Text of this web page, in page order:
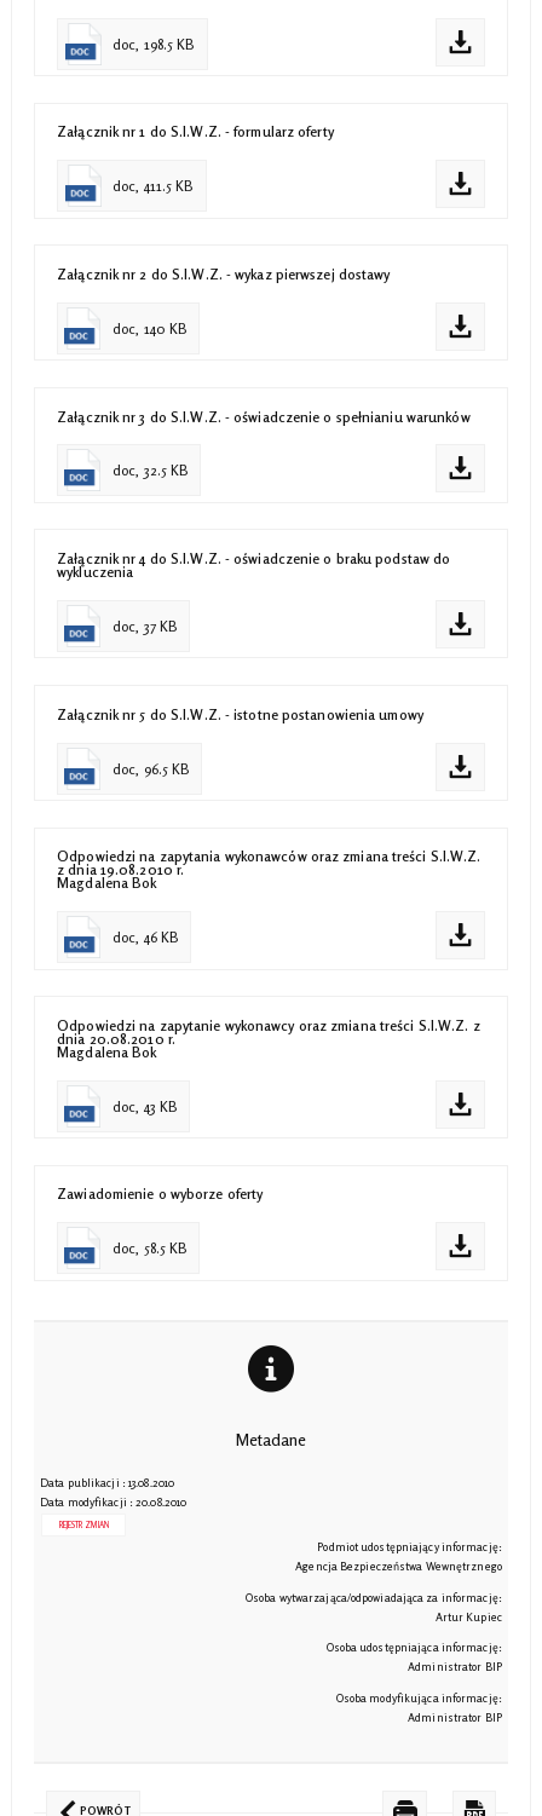
doc, 198.5 KB
Załącznik nr 1 do S.I.W.Z. - formularz oferty
doc, 411.5 KB
Załącznik nr 2 do S.I.W.Z. - wykaz pierwszej dostawy
doc, 140 KB
Załącznik nr 3 do S.I.W.Z. - oświadczenie o spełnianiu warunków
doc, 32.5 KB
Załącznik nr 4 do S.I.W.Z. - oświadczenie o braku podstaw do
wykluczenia
doc, 37 KB
Załącznik nr 5 do S.I.W.Z. - istotne postanowienia umowy
doc, 96.5 KB
Odpowiedzi na zapytania wykonawców oraz zmiana treści S.I.W.Z.
z dnia 19.08.2010 r.
Magdalena Bok
doc, 46 KB
Odpowiedzi na zapytanie wykonawcy oraz zmiana treści S.I.W.Z. z
dnia 20.08.2010 r.
Magdalena Bok
doc, 43 KB
Zawiadomienie o wyborze oferty
doc, 58.5 KB
Metadane
Data publikacji : 13.08.2010
Data modyfikacji : 20.08.2010
REJESTR ZMIAN
Podmiot udostępniający informację:
Agencja Bezpieczeństwa Wewnętrznego
Osoba wytwarzająca/odpowiadająca za informację:
Artur Kupiec
Osoba udostępniająca informację:
Administrator BIP
Osoba modyfikująca informację:
Administrator BIP
POWRÓT